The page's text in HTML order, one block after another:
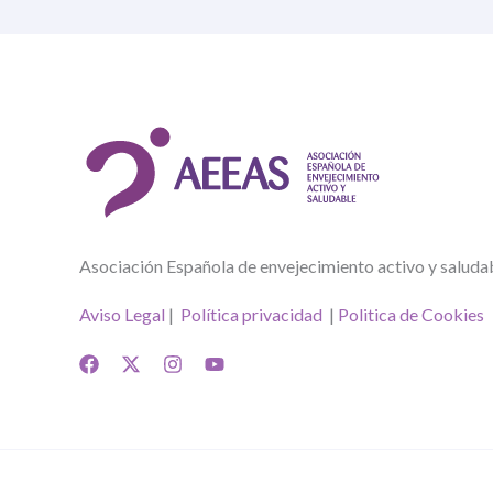
Asociación Española de envejecimiento activo y
Aviso Legal | Política privacidad | Politica de Cookies